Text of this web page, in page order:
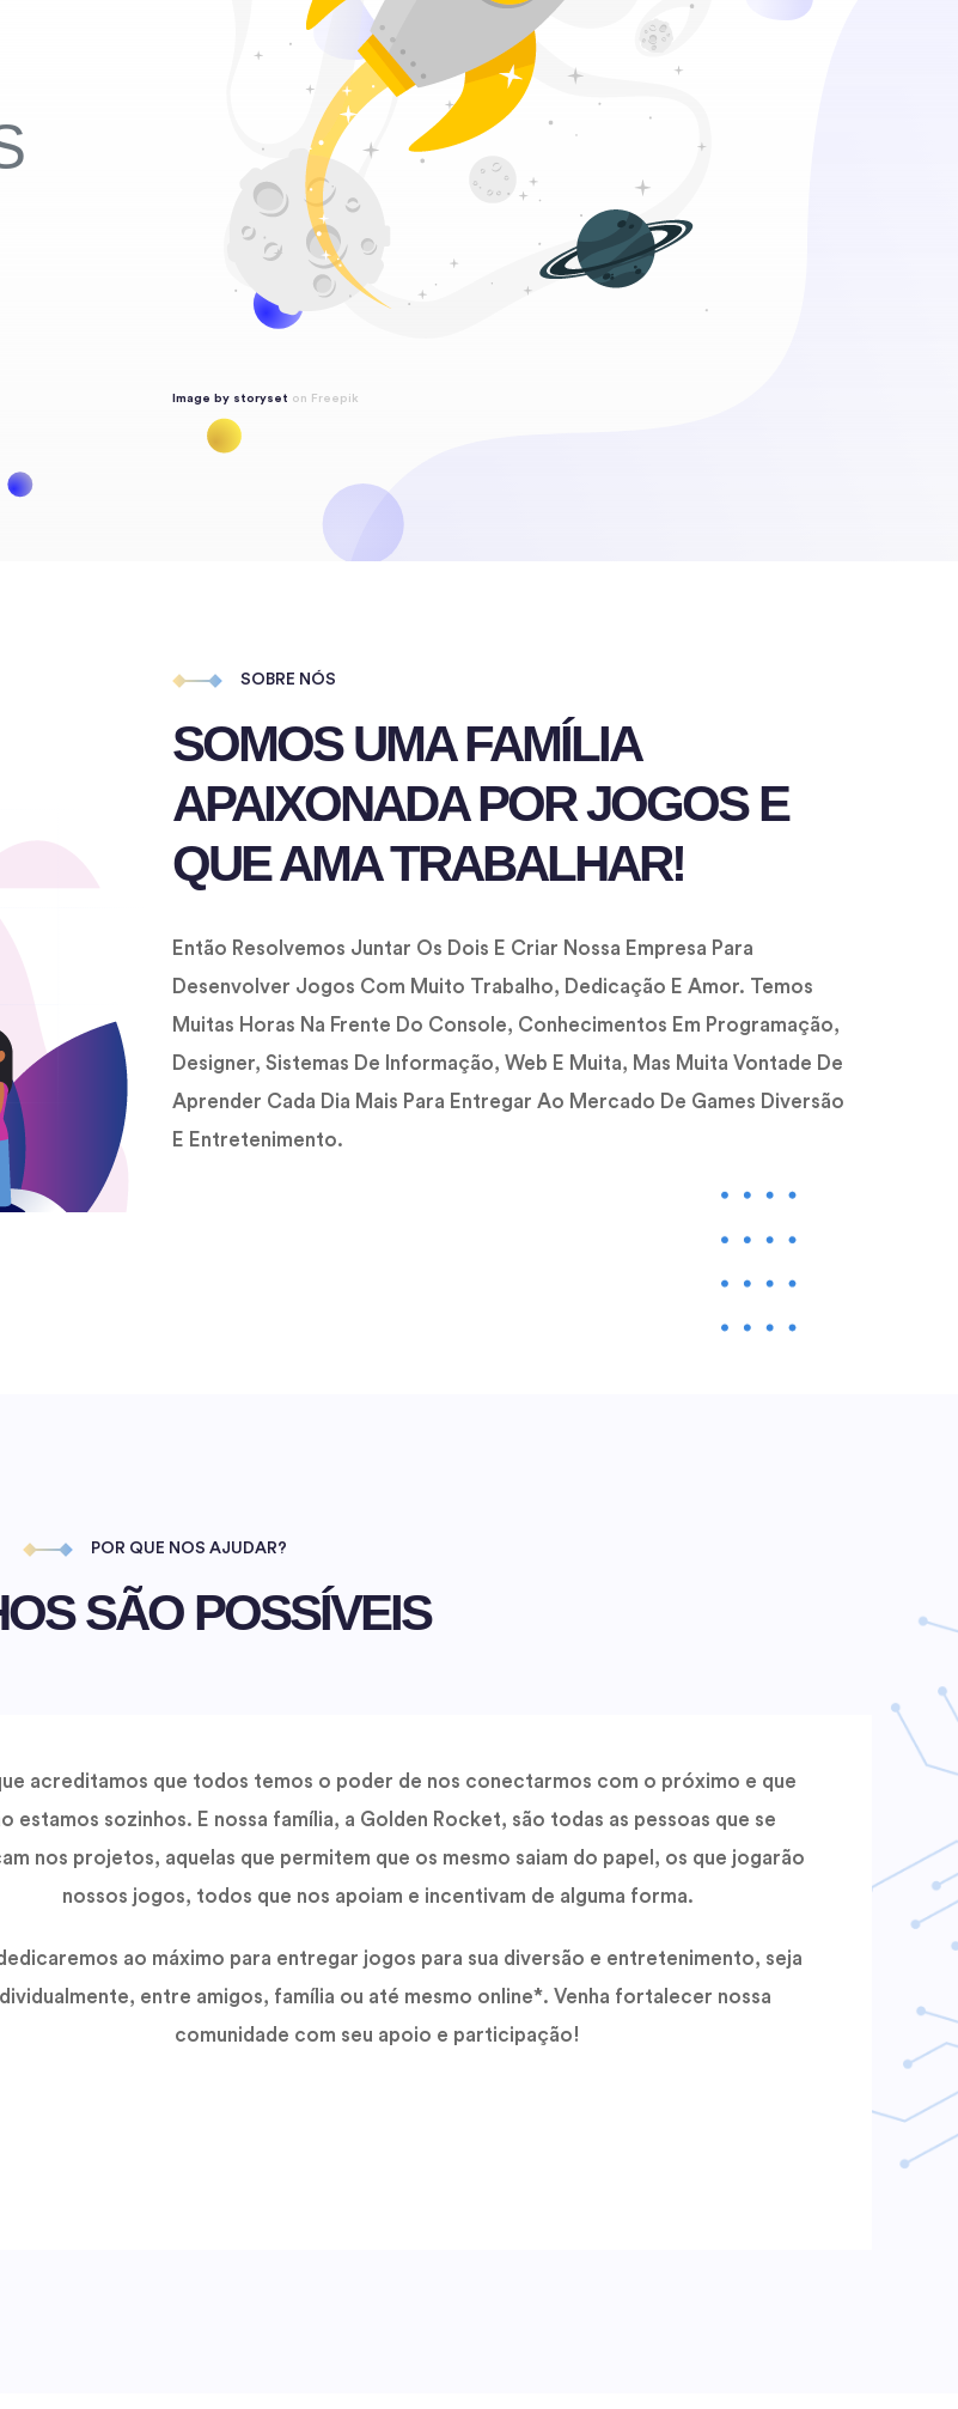
Image by storyset on Freepik
SOBRE NÓS
SOMOS UMA FAMÍLIA
APAIXONADA POR JOGOS E
QUE AMA TRABALHAR!
Então Resolvemos Juntar Os Dois E Criar Nossa Empresa Para
Desenvolver Jogos Com Muito Trabalho, Dedicação E Amor. Temos
Muitas Horas Na Frente Do Console, Conhecimentos Em Programação,
Designer, Sistemas De Informação, Web E Muita, Mas Muita Vontade De
Aprender Cada Dia Mais Para Entregar Ao Mercado De Games Diversão
E Entretenimento.
POR QUE NOS AJUDAR?
SÃO POSSÍVEIS
acreditamos que todos temos o poder de nos conectarmos com o próximo e que
estamos sozinhos. E nossa família, a Golden Rocket, são todas as pessoas que se
nos projetos, aquelas que permitem que os mesmo saiam do papel, os que jogarão
nossos jogos, todos que nos apoiam e incentivam de alguma forma.
ao máximo para entregar jogos para sua diversão e entretenimento, seja
entre amigos, família ou até mesmo online*. Venha fortalecer nossa
comunidade com seu apoio e participação!